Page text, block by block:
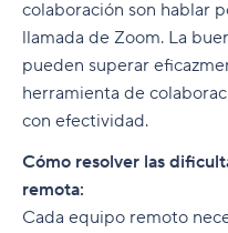
colaboración son hablar
llamada de Zoom. La
pueden superar
herramienta de
con efectividad.
Cómo resolver las
remota:
Cada equipo remoto